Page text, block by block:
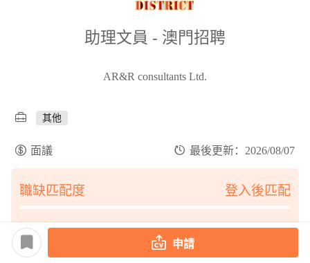
助理文員 - 澳門招聘
AR&R consultants Ltd.
其他
面議 最後更新：2026/08/07
職缺匹配度 登入後匹配
申請